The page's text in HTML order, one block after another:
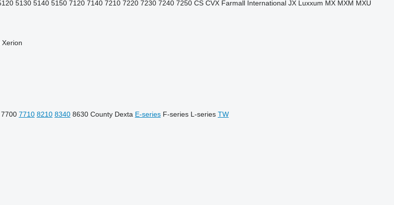
5130 5140 5150 7120 7140 7210 7220 7230 7240 7250 CS CVX Farmall International JX Luxxum MX MXM MXU
Xerion
7700 7710 8210 8340 8630 County Dexta E-series F-series L-series TW